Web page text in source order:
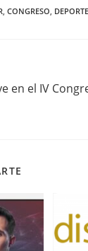
, CONGRESO, DEPORTE
en el IV